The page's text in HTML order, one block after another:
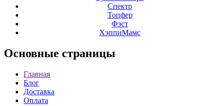
Спектр
Топфер
Фэст
ХэппиМамс
Основные страницы
Главная
Блог
Доставка
Оплата